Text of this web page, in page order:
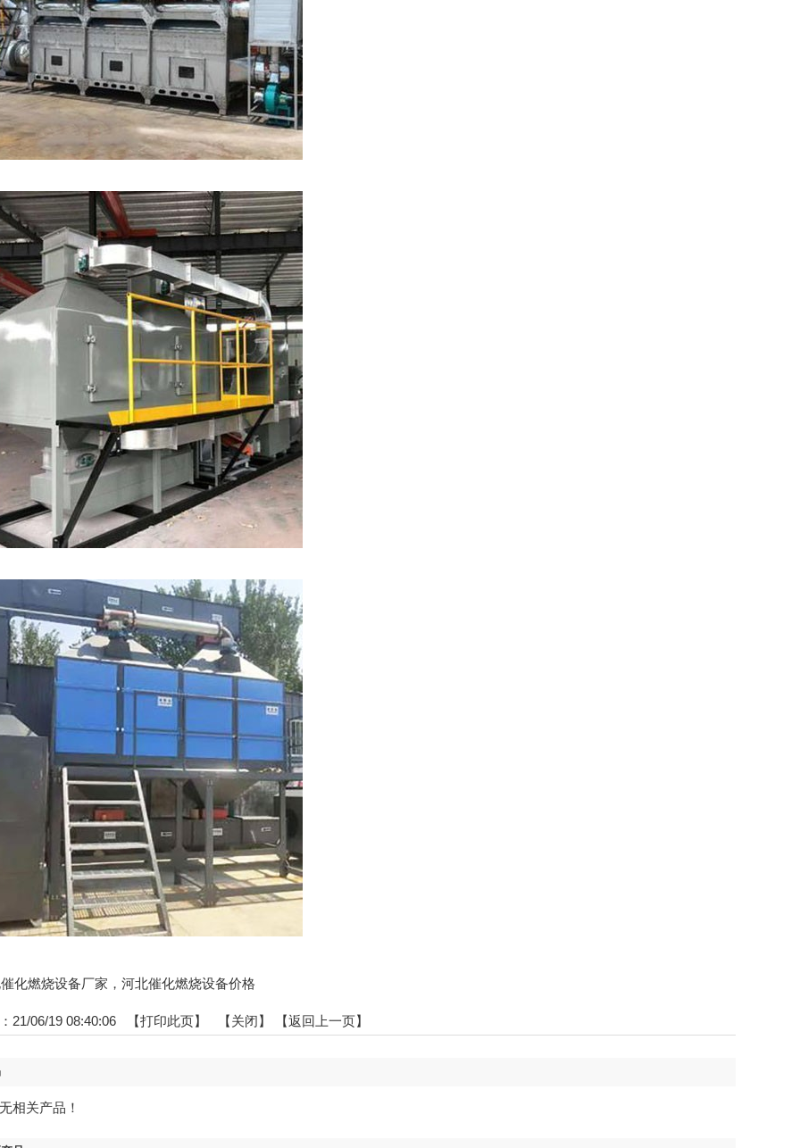
化燃烧设备厂家，河北催化燃烧设备价格
21/06/19 08:40:06 【打印此页】 【关闭】 【返回上一页】
相关产品！